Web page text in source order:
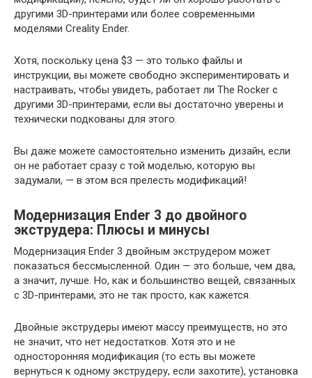
другими 3D-принтерами или более современными
моделями Creality Ender.
Хотя, поскольку цена $3 — это только файлы и
инструкции, вы можете свободно экспериментировать и
настраивать, чтобы увидеть, работает ли The Rocker с
другими 3D-принтерами, если вы достаточно уверены и
технически подкованы для этого.
Вы даже можете самостоятельно изменить дизайн, если
он не работает сразу с той моделью, которую вы
задумали, — в этом вся прелесть модификаций!
Модернизация Ender 3 до двойного
экструдера: Плюсы и минусы
Модернизация Ender 3 двойным экструдером может
показаться бессмысленной. Один — это больше, чем два,
а значит, лучше. Но, как и большинство вещей, связанных
с 3D-принтерами, это не так просто, как кажется.
Двойные экструдеры имеют массу преимуществ, но это
не значит, что нет недостатков. Хотя это и не
односторонняя модификация (то есть вы можете
вернуться к одному экструдеру, если захотите), установка